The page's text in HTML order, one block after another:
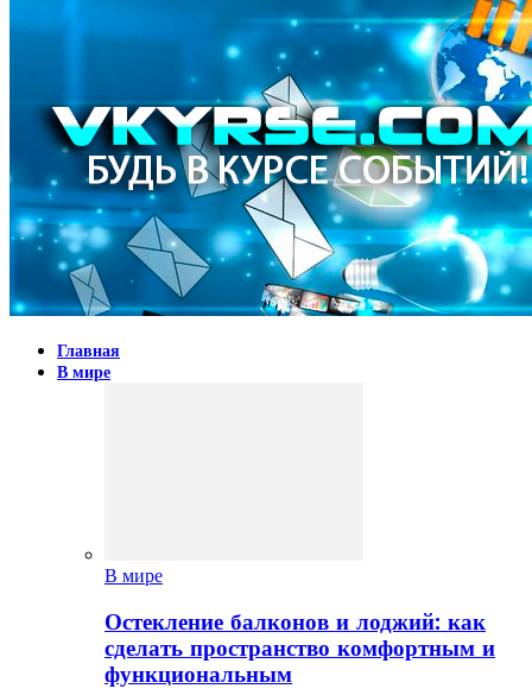
Главная
В мире
В мире
Остекление балконов и лоджий: как
сделать пространство комфортным и
функциональным